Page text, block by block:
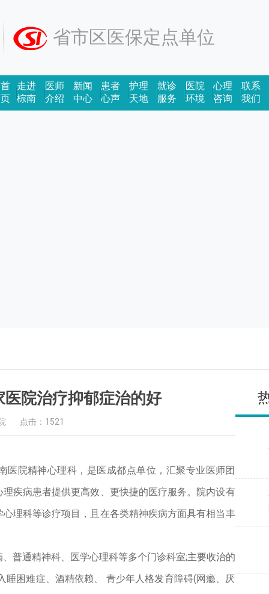
省市区医保定点单位
首
页
走进
棕南
医师
介绍
新闻
中心
患者
心声
护理
天地
就诊
服务
医院
环境
心理
咨询
联系
我们
院治疗抑郁症治的好
点击：1521
医院精神心理科，是医成都点单位，汇聚专业医师团
疾病患者提供更高效、更快捷的医疗服务。院内设有
理科等诊疗项目，且在各类精神疾病方面具有相当丰
普通精神科、医学心理科等多个门诊科室;主要收治的
睡困难症、酒精依赖、 青少年人格发育障碍(网瘾、厌